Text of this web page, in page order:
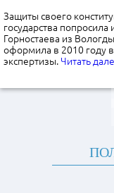
Защиты своего
государства
Горностаева из
оформила в 2010 году
экспертизы. Читать